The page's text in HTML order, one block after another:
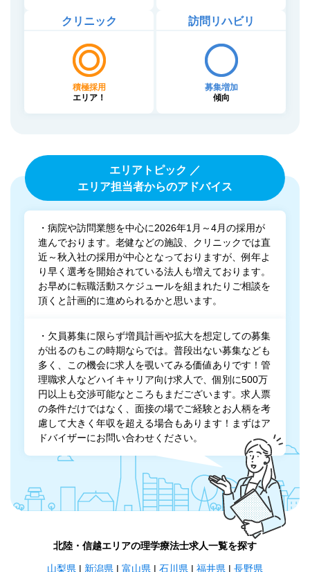
クリニック
積極採用
エリア！
訪問リハビリ
募集増加
傾向
エリアトピック ／
エリア担当者からのアドバイス
・病院や訪問業態を中心に2026年1月～4月の採用が
進んでおります。老健などの施設、クリニックでは直
近～秋入社の採用が中心となっておりますが、例年よ
り早く選考を開始されている法人も増えております。
お早めに転職活動スケジュールを組まれたりご相談を
頂くと計画的に進められるかと思います。
・欠員募集に限らず増員計画や拡大を想定しての募集
が出るのもこの時期ならでは。普段出ない募集なども
多く、この機会に求人を覗いてみる価値ありです！管
理職求人などハイキャリア向け求人で、個別に500万
円以上も交渉可能なところもまだございます。求人票
の条件だけではなく、面接の場でご経験とお人柄を考
慮して大きく年収を超える場合もあります！まずはア
ドバイザーにお問い合わせください。
北陸・信越エリアの理学療法士求人一覧を探す
山梨県 | 新潟県 | 富山県 | 石川県 | 福井県 | 長野県